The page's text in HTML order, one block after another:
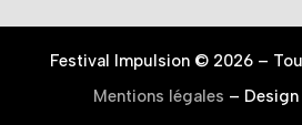
Festival Impulsion © 2026 –
Mentions légales –